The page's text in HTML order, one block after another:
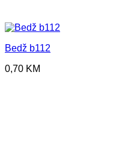
Bedž b112
0,70 KM